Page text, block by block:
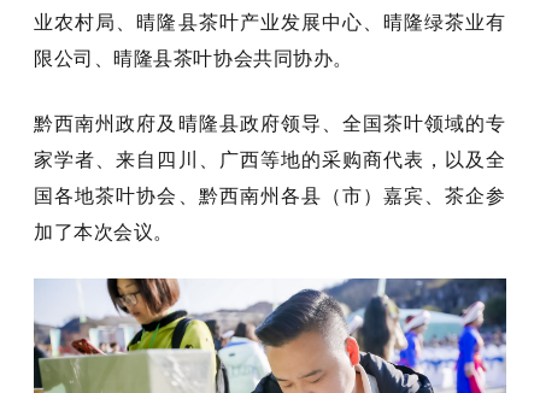
业农村局、晴隆县茶叶产业发展中心、晴隆绿茶业有
限公司、晴隆县茶叶协会共同协办。
黔西南州政府及晴隆县政府领导、全国茶叶领域的专
家学者、来自四川、广西等地的采购商代表，以及全
国各地茶叶协会、黔西南州各县（市）嘉宾、茶企参
加了本次会议。